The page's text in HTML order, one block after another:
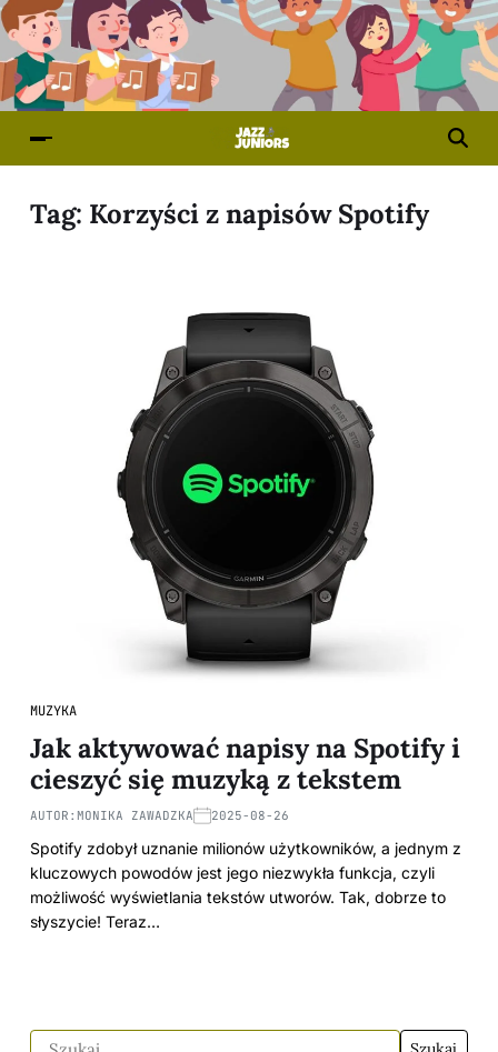
Tag: Korzyści z napisów Spotify
MUZYKA
Jak aktywować napisy na Spotify i
cieszyć się muzyką z tekstem
AUTOR: MONIKA ZAWADZKA 2025-08-26
Spotify zdobył uznanie milionów użytkowników, a jednym z
kluczowych powodów jest jego niezwykła funkcja, czyli
możliwość wyświetlania tekstów utworów. Tak, dobrze to
słyszycie! Teraz…